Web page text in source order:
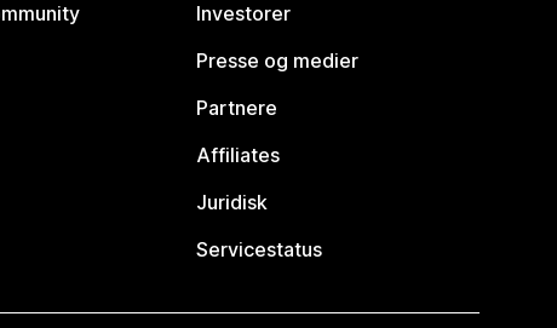
Investorer
Presse og medier
Partnere
Affiliates
Juridisk
Servicestatus